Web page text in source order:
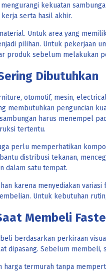
kekuatan
serta hasil akhir.
Untuk area yang
pilihan. Untuk pekerjaan
produk sebelum melakukan
Dibutuhkan
otomotif, mesin,
membutuhkan penguncian
harus menempel
tertentu.
perlu memperhatikan
distribusi tekanan,
dalam satu tempat.
karena menyediakan
Untuk kebutuhan
Membeli
berdasarkan perkiraan
dipasang. Sebelum
harga termurah tanpa